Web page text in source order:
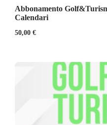
Abbonamento
Calendari
50,00 €